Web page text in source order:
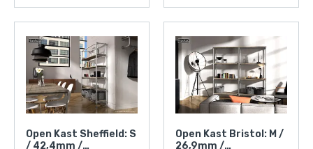
Open Kast Sheffield: S
/ 42,4mm /
Open Kast Bristol: M /
26,9mm /